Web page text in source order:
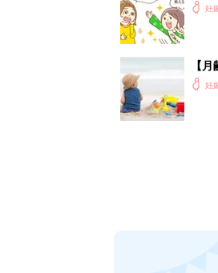
妊
【
妊